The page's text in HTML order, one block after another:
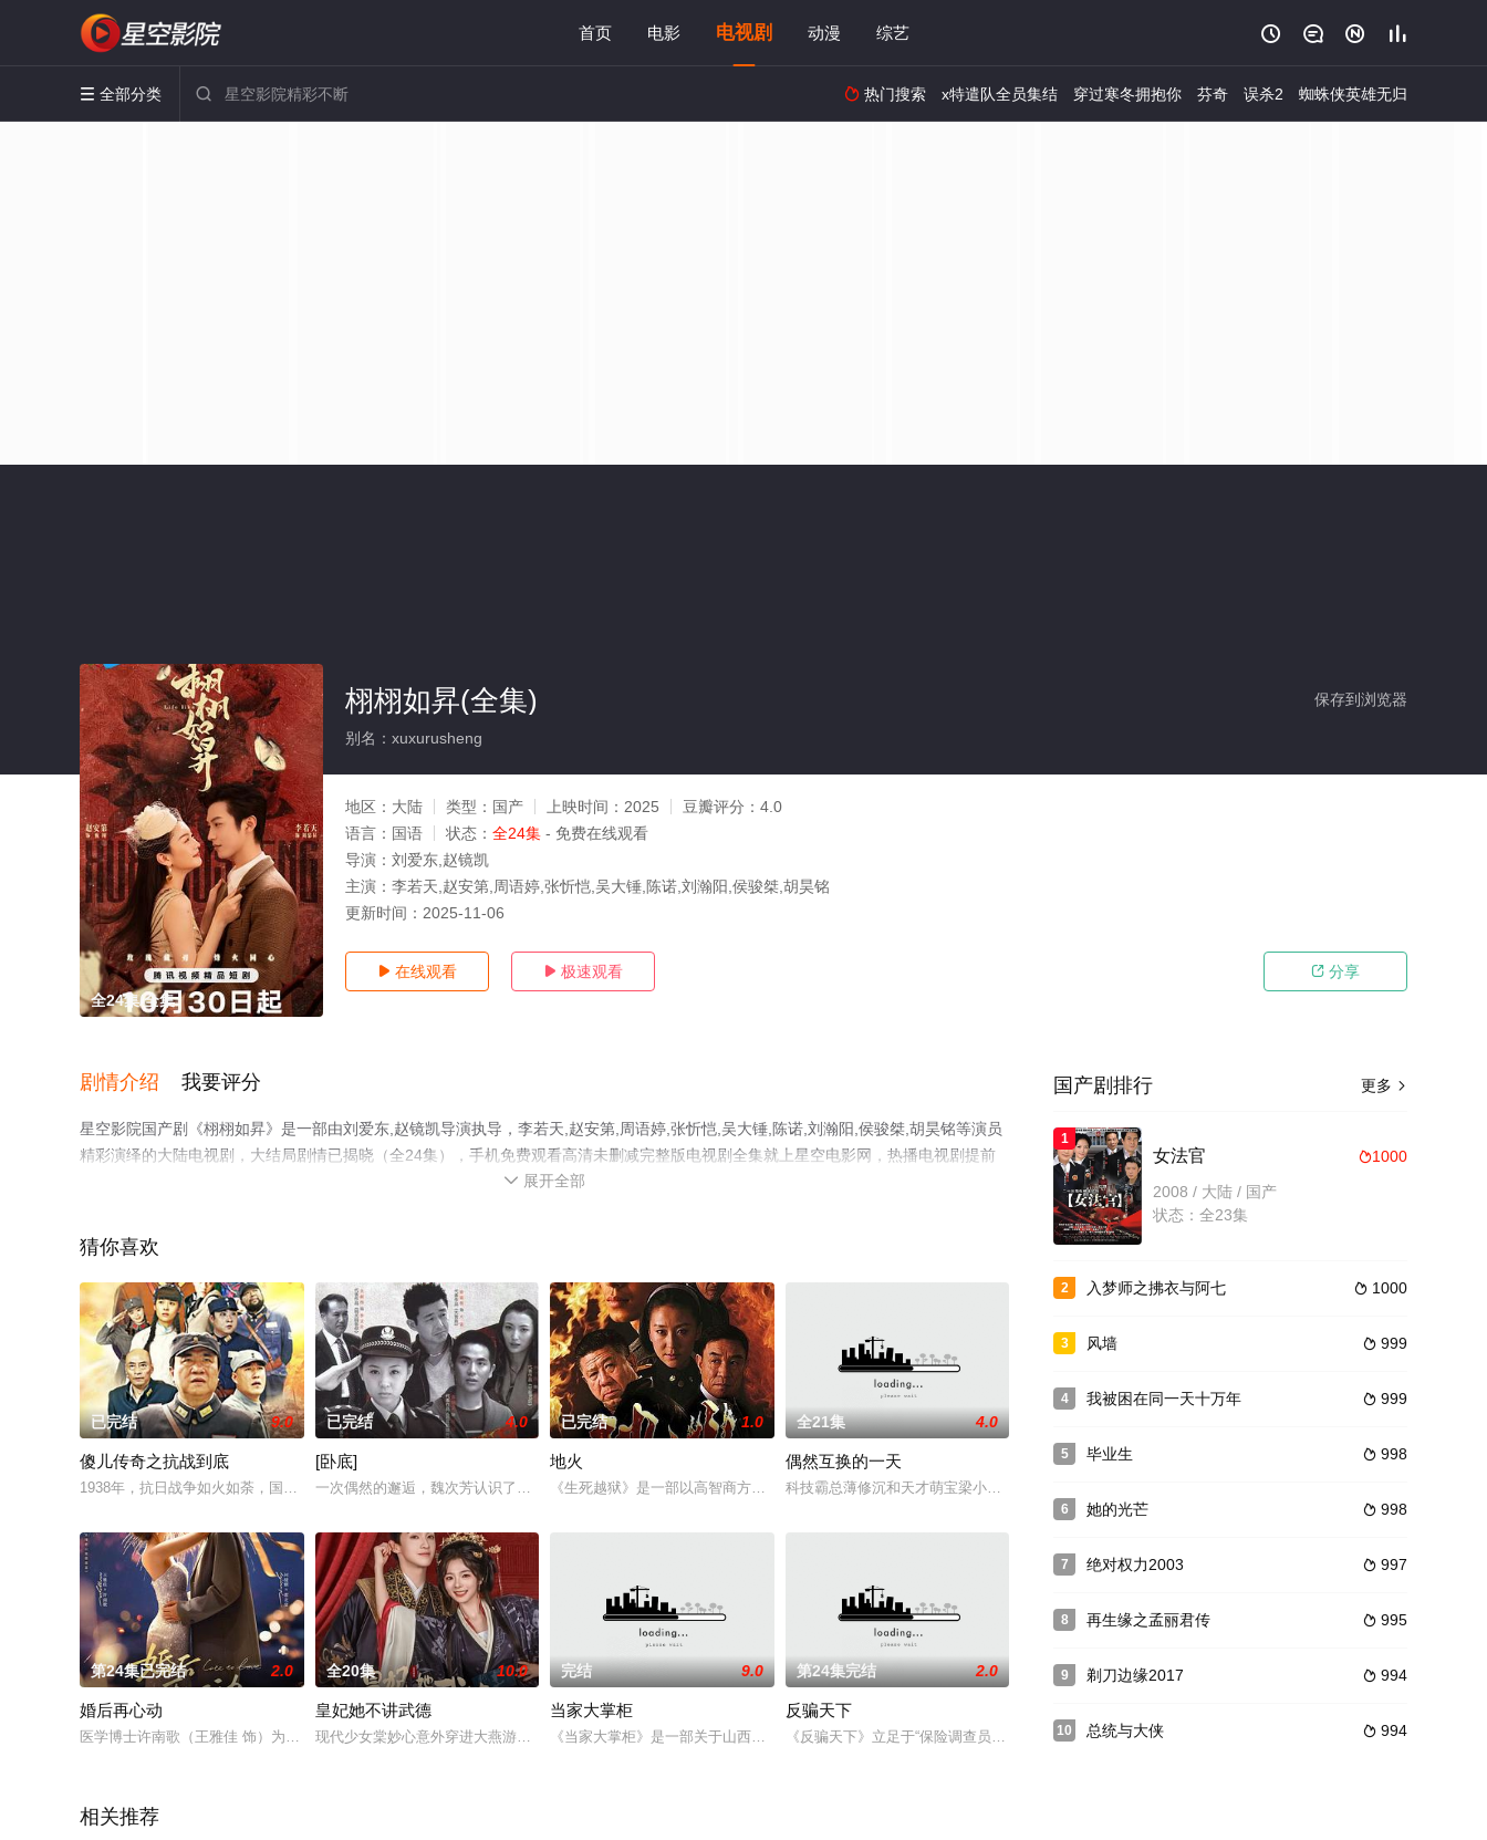
首页 电影 电视剧 动漫 综艺    
 全部分类   热门搜索 x特遣队全员集结 穿过寒冬拥抱你 芬奇 误杀2 蜘蛛侠英雄无归
全24集/全集
保存到浏览器
栩栩如昇(全集)
别名：xuxurusheng
地区： 大陆 类型： 国产 上映时间： 2025 豆瓣评分： 4.0
语言： 国语 状态： 全24集 - 免费在线观看
导演： 刘爱东,赵镜凯
主演： 李若天,赵安第,周语婷,张忻恺,吴大锤,陈诺,刘瀚阳,侯骏桀,胡昊铭
更新时间： 2025-11-06
 在线观看  极速观看  分享
剧情介绍 我要评分
星空影院国产剧《栩栩如昇》是一部由刘爱东,赵镜凯导演执导，李若天,赵安第,周语婷,张忻恺,吴大锤,陈诺,刘瀚阳,侯骏桀,胡昊铭等演员
精彩演绎的大陆电视剧，大结局剧情已揭晓（全24集），手机免费观看高清未删减完整版电视剧全集就上星空电影网，热播电视剧提前
免费观看，更多剧情信息可移步至豆瓣电视剧、电视猫或剧情网等平台了解。
 展开全部
猜你喜欢
已完结 9.0
傻儿传奇之抗战到底
1938年，抗日战争如火如荼，国民革命军第88军军长方哈儿率领部下出川赶赴浙江前线。88军是一支空壳部队，但方哈儿以民族大义为重，自备粮饷，
已完结 4.0
[卧底]
一次偶然的邂逅，魏次芳认识了某门户网站的娱乐新闻版记者吴同。魏次芳特别的气质让吴同对她产生好感，魏次芳对吴同也一见钟情。但是魏次芳并不像吴同
已完结 1.0
地火
《生死越狱》是一部以高智商方式展现越狱情节的电视剧，导演陈建一贯擅长军旅、谍战剧的拍摄，此次在《生死越狱》中依旧会带给观众一个环
全21集 4.0
偶然互换的一天
科技霸总薄修沉和天才萌宝梁小译因一场意外互换灵魂，翻车不断的三人同居生活爆笑开启。可是为何总裁
第24集已完结 2.0
婚后再心动
医学博士许南歌（王雅佳 饰）为延毕，与商界大佬霍北宴（何健麒 饰）协议成婚，他借此稳定家族权力，二人各取所需。他们人前扮演恩爱夫妻，人后却各
全20集 10.0
皇妃她不讲武德
现代少女棠妙心意外穿进大燕游戏副本成为万户侯不受宠的二小姐，系统告诉她只有解开游戏关键人物背后的故事才能回到现实。皇上将万户侯嫡女棠江仙赐婚
完结 9.0
当家大掌柜
《当家大掌柜》是一部关于山西酿酒的电视剧作品，该剧由山西电影制片厂(有限公司）制作出品，所讲述的是在清末民初，北方千年酿酒重镇尽善
第24集完结 2.0
反骗天下
《反骗天下》立足于“保险调查员”的独特视角，讲述了雅痞小叔方元（高仁饰）与天才少年米若（肖宇梁 饰
相关推荐
更多 
国产剧排行
1
1000
女法官
2008 / 大陆 / 国产
状态：全23集
2  1000
入梦师之拂衣与阿七
3  999
风墙
4  999
我被困在同一天十万年
5  998
毕业生
6  998
她的光芒
7  997
绝对权力2003
8  995
再生缘之孟丽君传
9  994
剃刀边缘2017
10  994
总统与大侠